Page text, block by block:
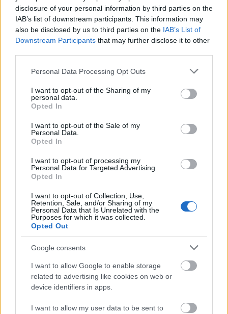
disclosure of your personal information by third parties on the
IAB’s list of downstream participants. This information may
also be disclosed by us to third parties on the IAB’s List of
Downstream Participants that may further disclose it to other
Please note that this website/app uses one or more Google
not limited to your visit or usage behaviour. You may click to
grant or deny consent to Google and its third-party tags to
use your data for below specified purposes in below Google
consent section.
Personal Data Processing Opt Outs
I want to opt-out of the Sharing of my
personal data.
Opted In
I want to opt-out of the Sale of my
Personal Data.
Opted In
I want to opt-out of processing my
Personal Data for Targeted Advertising.
Opted In
I want to opt-out of Collection, Use,
Retention, Sale, and/or Sharing of my
Personal Data that Is Unrelated with the
Purposes for which it was collected.
Opted Out
Google consents
I want to allow Google to enable storage
related to advertising like cookies on web or
device identifiers in apps.
I want to allow my user data to be sent to
Milyen más világ lett volna: ezek a
színészek majdnem eljátszották
Edward Cullen szerepét az
Alkonyatban
+ 2
Ahogy a hangodat használtad a Mickey-k
különböző verzióinál, az briliáns volt - hogy tudtad
ezt megoldani?
Egy korábbi, közös interjúnk során Bong azt mondta,